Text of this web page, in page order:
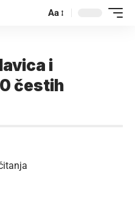
Aa
i
čestih